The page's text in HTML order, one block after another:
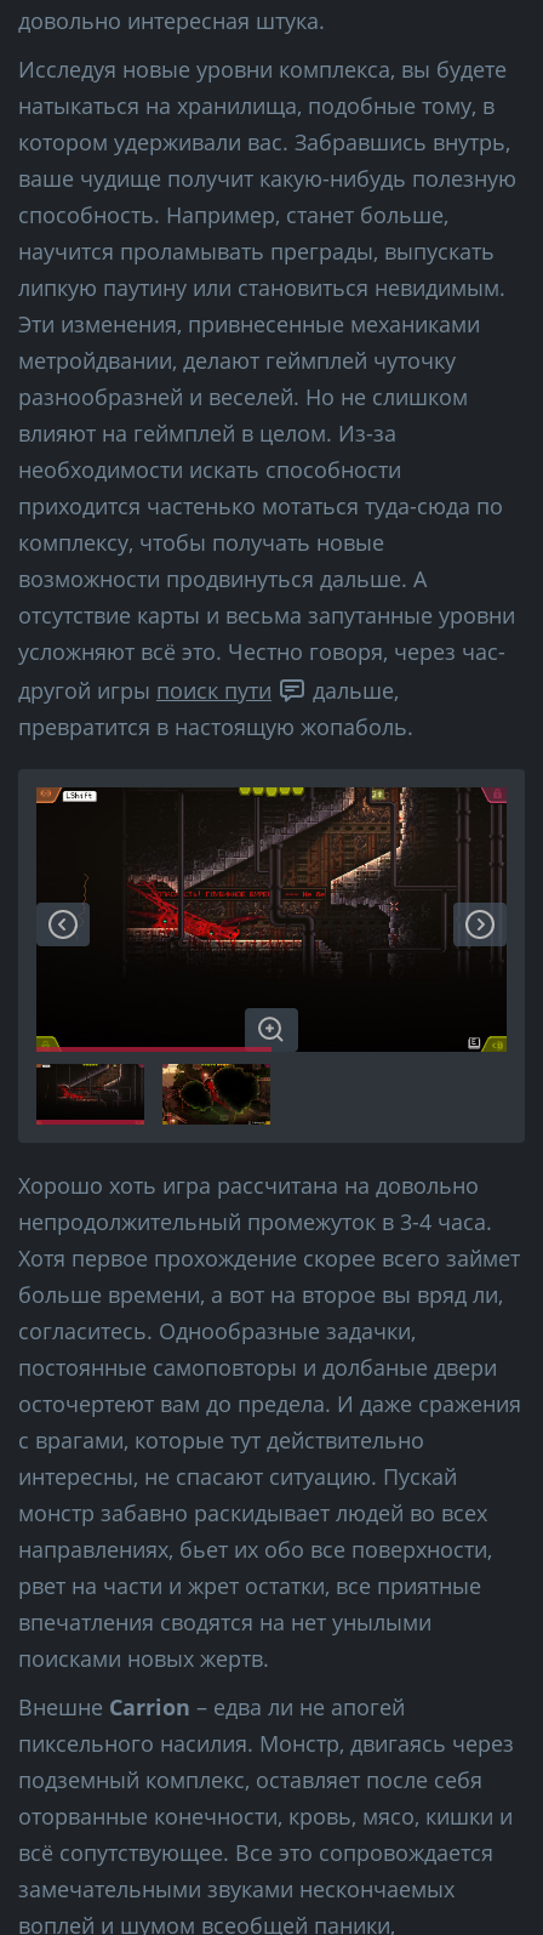
довольно интересная штука.
Исследуя новые уровни комплекса, вы будете
натыкаться на хранилища, подобные тому, в
котором удерживали вас. Забравшись внутрь,
ваше чудище получит какую-нибудь полезную
способность. Например, станет больше,
научится проламывать преграды, выпускать
липкую паутину или становиться невидимым.
Эти изменения, привнесенные механиками
метройдвании, делают геймплей чуточку
разнообразней и веселей. Но не слишком
влияют на геймплей в целом. Из-за
необходимости искать способности
приходится частенько мотаться туда-сюда по
комплексу, чтобы получать новые
возможности продвинуться дальше. А
отсутствие карты и весьма запутанные уровни
усложняют всё это. Честно говоря, через час-
другой игры поиск пути
дальше,
превратится в настоящую жопаболь.
Хорошо хоть игра рассчитана на довольно
непродолжительный промежуток в 3-4 часа.
Хотя первое прохождение скорее всего займет
больше времени, а вот на второе вы вряд ли,
согласитесь. Однообразные задачки,
постоянные самоповторы и долбаные двери
осточертеют вам до предела. И даже сражения
с врагами, которые тут действительно
интересны, не спасают ситуацию. Пускай
монстр забавно раскидывает людей во всех
направлениях, бьет их обо все поверхности,
рвет на части и жрет остатки, все приятные
впечатления сводятся на нет унылыми
поисками новых жертв.
Внешне Carrion – едва ли не апогей
пиксельного насилия. Монстр, двигаясь через
подземный комплекс, оставляет после себя
оторванные конечности, кровь, мясо, кишки и
всё сопутствующее. Все это сопровождается
замечательными звуками нескончаемых
воплей и шумом всеобщей паники,